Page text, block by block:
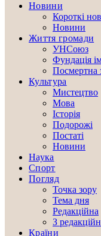
Новини
Короткі
Новини
Життя громади
УНСоюз
Фундація
Посмертна
Культура
Мистецтво
Мова
Історія
Подорожі
Постаті
Новини
Наука
Спорт
Погляд
Точка зору
Тема дня
Редакційна
З
Країни